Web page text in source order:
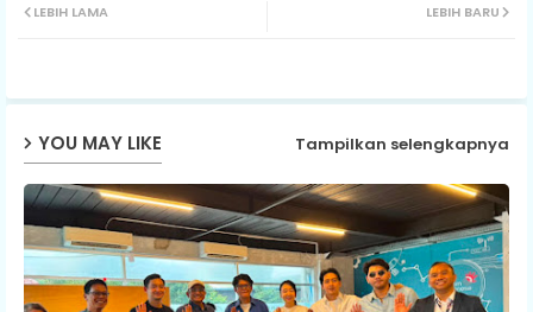
ap
p
LEBIH BARU
LEBIH LAMA
YOU MAY LIKE Tampilkan selengkapnya